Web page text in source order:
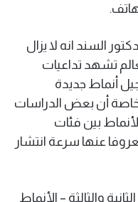
السند انه لا يزال
تشهد تداعيات
أنماط جديدة
خاصة أن بعض الدراسات
بين فئات
عنها سرعة انتشار
والثالثة – الأنماط